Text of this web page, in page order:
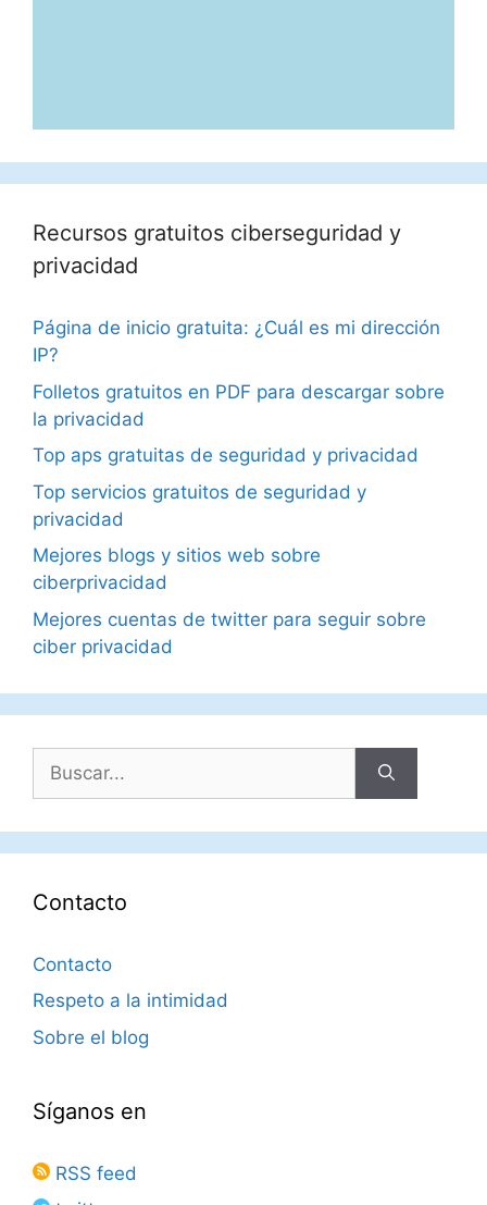
Recursos gratuitos ciberseguridad y
privacidad
Página de inicio gratuita: ¿Cuál es mi dirección
IP?
Folletos gratuitos en PDF para descargar sobre
la privacidad
Top aps gratuitas de seguridad y privacidad
Top servicios gratuitos de seguridad y
privacidad
Mejores blogs y sitios web sobre
ciberprivacidad
Mejores cuentas de twitter para seguir sobre
ciber privacidad
Contacto
Contacto
Respeto a la intimidad
Sobre el blog
Síganos en
RSS feed